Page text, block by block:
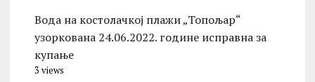
Вода на костолачкој плажи „Топољар“
узоркована 24.06.2022. године исправна за
купање
3 views